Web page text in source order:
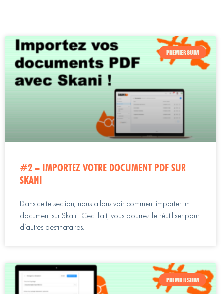
PREMIER SUIVI
#2 – IMPORTEZ VOTRE DOCUMENT PDF SUR
SKANI
Dans cette section, nous allons voir comment importer un
document sur Skani. Ceci fait, vous pourrez le réutiliser pour
d’autres destinataires.
PREMIER SUIVI